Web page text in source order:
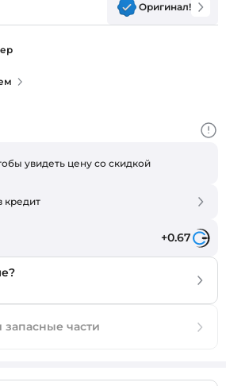
Оригинал!
увидеть цену со скидкой
кредит
+0.67
запасные части